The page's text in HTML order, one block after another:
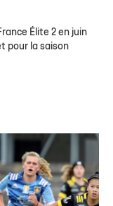
Élite 2 en juin
pour la saison